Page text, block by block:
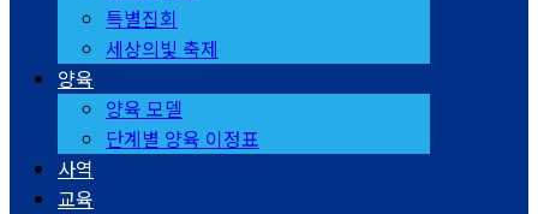
특별집회
세상의빛 축제
양육
양육 모델
단계별 양육 이정표
사역
교육